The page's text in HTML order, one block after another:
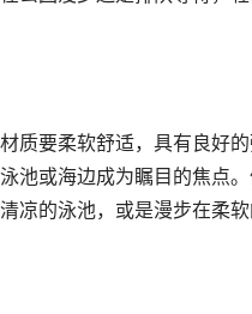
质要柔软舒适，具有良好
或海边成为瞩目的焦点。
凉的泳池，或是漫步在柔